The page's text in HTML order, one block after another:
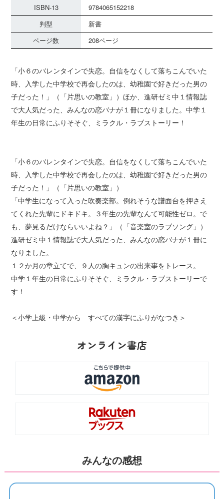
ISBN-13
9784065152218
判型
新書
ページ数
208ページ
「小６のバレンタインで失恋。自信をなくして落ちこんでいた
時、入学した中学校で再会したのは、幼稚園で好きだった男の
子だった！」（「片思いの教室」）ほか、進研ゼミ中１情報誌
で大人気だった、みんなの恋バナが１冊になりました。中学１
年生の日常にふりそそぐ、ミラクル・ラブストーリー！
「小６のバレンタインで失恋。自信をなくして落ちこんでいた
時、入学した中学校で再会したのは、幼稚園で好きだった男の
子だった！」（「片思いの教室」）
「中学生になって入った吹奏楽部。倒れそうな譜面台を押さえ
てくれた先輩にドキドキ。３年生の先輩なんて可能性ゼロ。で
も、夢見るだけならいいよね？」（「音楽室のラブソング」）
進研ゼミ中１情報誌で大人気だった、みんなの恋バナが１冊に
なりました。
１２か月の章立てで、９人の胸キュンの出来事をトレース。
中学１年生の日常にふりそそぐ、ミラクル・ラブストーリーで
す！
＜小学上級・中学から すべての漢字にふりがなつき＞
オンライン書店
みんなの感想